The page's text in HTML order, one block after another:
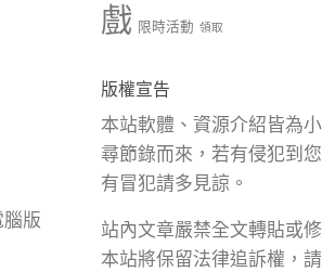
版
戲 限時活動 領取
版權宣告
本站軟體、資源介紹皆為
尋節錄而來，若有侵犯到
有冒犯請多見諒。
站內文章嚴禁全文轉貼或
本站將保留法律追訴權，